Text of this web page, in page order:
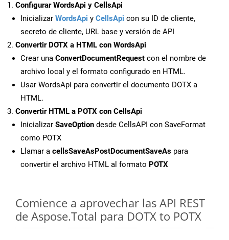
Configurar WordsApi y CellsApi
Inicializar WordsApi y CellsApi con su ID de cliente,
secreto de cliente, URL base y versión de API
Convertir DOTX a HTML con WordsApi
Crear una ConvertDocumentRequest con el nombre de
archivo local y el formato configurado en HTML.
Usar WordsApi para convertir el documento DOTX a
HTML.
Convertir HTML a POTX con CellsApi
Inicializar SaveOption desde CellsAPI con SaveFormat
como POTX
Llamar a cellsSaveAsPostDocumentSaveAs para
convertir el archivo HTML al formato POTX
Comience a aprovechar las API REST
de Aspose.Total para DOTX to POTX